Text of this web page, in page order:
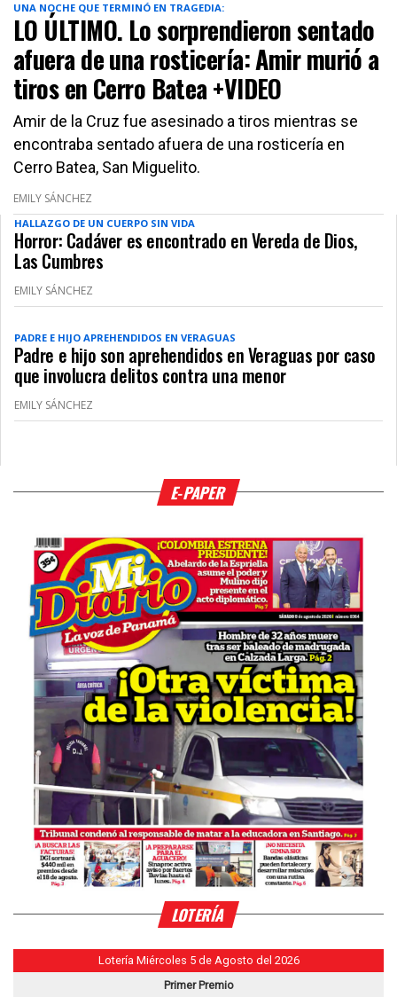
UNA NOCHE QUE TERMINÓ EN TRAGEDIA:
LO ÚLTIMO. Lo sorprendieron sentado
afuera de una rosticería: Amir murió a
tiros en Cerro Batea +VIDEO
Amir de la Cruz fue asesinado a tiros mientras se
encontraba sentado afuera de una rosticería en
Cerro Batea, San Miguelito.
EMILY SÁNCHEZ
HALLAZGO DE UN CUERPO SIN VIDA
Horror: Cadáver es encontrado en Vereda de Dios,
Las Cumbres
EMILY SÁNCHEZ
PADRE E HIJO APREHENDIDOS EN VERAGUAS
Padre e hijo son aprehendidos en Veraguas por caso
que involucra delitos contra una menor
EMILY SÁNCHEZ
E-PAPER
LOTERÍA
Lotería Miércoles 5 de Agosto del 2026
Primer Premio